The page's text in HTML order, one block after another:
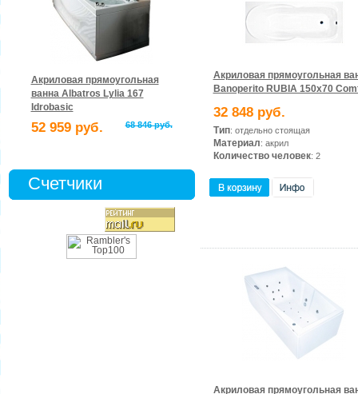
Акриловая прямоугольная
ванна Albatros Lylia 167
Idrobasic
52 959 руб. 68 846 руб.
Счетчики
Акриловая прямоугольная
Banoperito RUBIA 150x70
32 848 руб.
Тип: отдельно стоящая
Материал: акрил
Количество человек: 2
Акриловая прямоугольная